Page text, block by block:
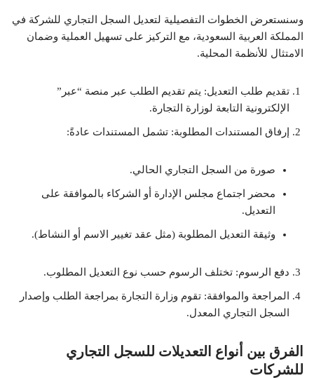
وسنستعرض الخطوات التفصيلية لتعديل السجل التجاري للشركة في
المملكة العربية السعودية، مع التركيز على تسهيل العملية وضمان
الامتثال للأنظمة المحلية.
تقديم طلب التعديل: يتم تقديم الطلب عبر منصة “عبر”
الإلكترونية التابعة لوزارة التجارة.
إرفاق المستندات المطلوبة: تشمل المستندات عادةً:
صورة من السجل التجاري الحالي.
محضر اجتماع مجلس الإدارة أو الشركاء بالموافقة على
التعديل.
وثيقة التعديل المطلوبة (مثل عقد تغيير الاسم أو النشاط).
دفع الرسوم: تختلف الرسوم حسب نوع التعديل المطلوب.
المراجعة والموافقة: تقوم وزارة التجارة بمراجعة الطلب وإصدار
السجل التجاري المعدل.
الفرق بين أنواع التعديلات للسجل التجاري
للشركات